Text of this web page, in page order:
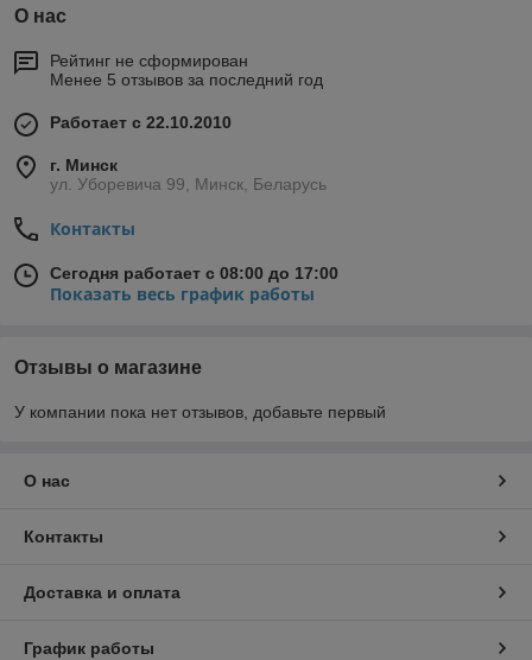
О нас
Рейтинг не сформирован
Менее 5 отзывов за последний год
Работает с 22.10.2010
г. Минск
ул. Уборевича 99, Минск, Беларусь
Контакты
Сегодня работает с 08:00 до 17:00
Показать весь график работы
Отзывы о магазине
У компании пока нет отзывов, добавьте первый
О нас
Контакты
Доставка и оплата
График работы